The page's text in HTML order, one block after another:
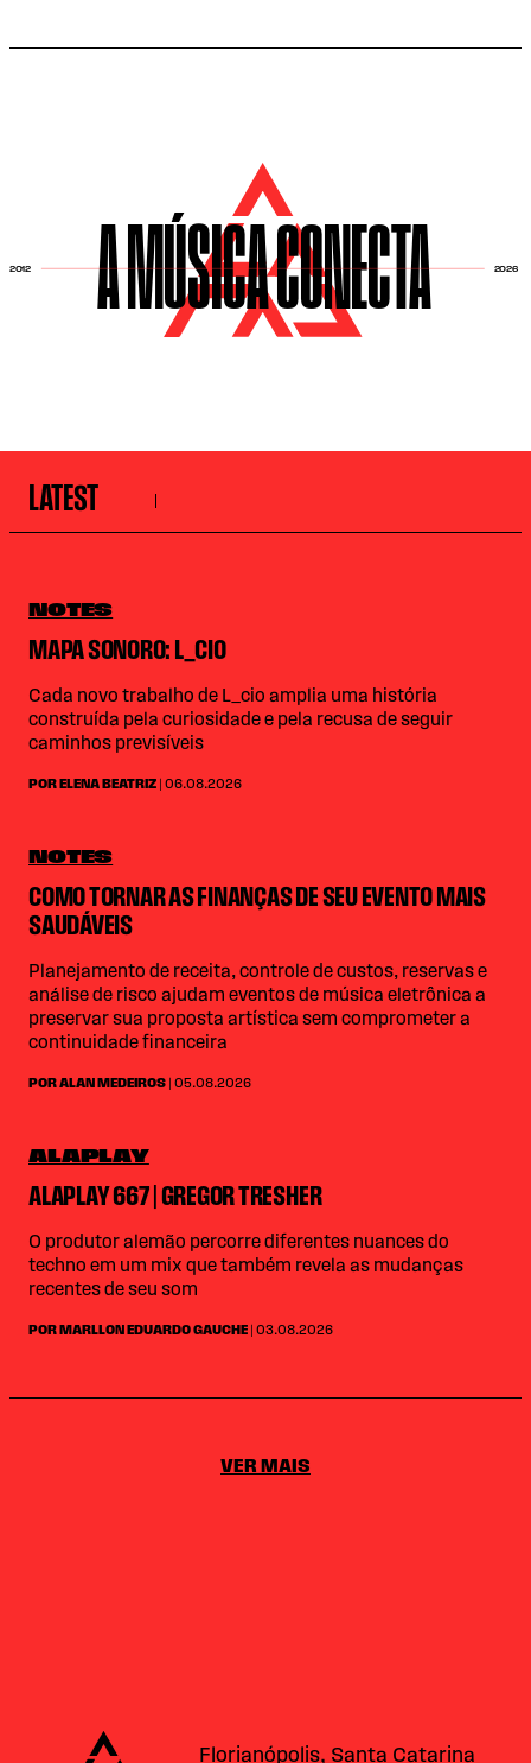
A MÚSICA CONECTA
2012 2026
LATEST
NOTES
MAPA SONORO: L_CIO
Cada novo trabalho de L_cio amplia uma história
construída pela curiosidade e pela recusa de seguir
caminhos previsíveis
POR ELENA BEATRIZ | 06.08.2026
NOTES
COMO TORNAR AS FINANÇAS DE SEU EVENTO MAIS
SAUDÁVEIS
Planejamento de receita, controle de custos, reservas e
análise de risco ajudam eventos de música eletrônica a
preservar sua proposta artística sem comprometer a
continuidade financeira
POR ALAN MEDEIROS | 05.08.2026
ALAPLAY
ALAPLAY 667 | GREGOR TRESHER
O produtor alemão percorre diferentes nuances do
techno em um mix que também revela as mudanças
recentes de seu som
POR MARLLON EDUARDO GAUCHE | 03.08.2026
VER MAIS
Alataj
Florianópolis, Santa Catarina